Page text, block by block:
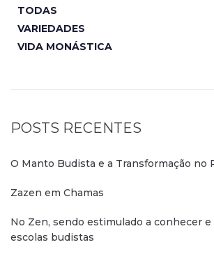
TODAS
VARIEDADES
VIDA MONÁSTICA
POSTS RECENTES
O Manto Budista e a Transformação no
Zazen em Chamas
No Zen, sendo estimulado a conhecer
escolas budistas